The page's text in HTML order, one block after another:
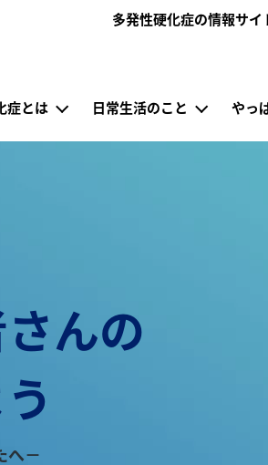
メインコン
多発性硬化症の情報サイ
症とは 日常生活のこと やっ
んの
へ－